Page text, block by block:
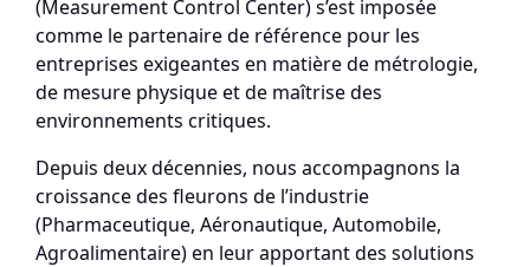
(Measurement Control Center) s’est imposée
comme le partenaire de référence pour les
entreprises exigeantes en matière de métrologie,
de mesure physique et de maîtrise des
environnements critiques.
Depuis deux décennies, nous accompagnons la
croissance des fleurons de l’industrie
(Pharmaceutique, Aéronautique, Automobile,
Agroalimentaire) en leur apportant des solutions